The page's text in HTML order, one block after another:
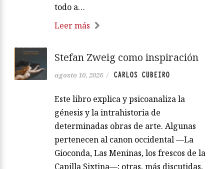
todo a…
Leer más
Stefan Zweig como inspiración
agosto 10, 2026 / CARLOS CUBEIRO
Este libro explica y psicoanaliza la
génesis y la intrahistoria de
determinadas obras de arte. Algunas
pertenecen al canon occidental —La
Gioconda, Las Meninas, los frescos de la
Capilla Sixtina—; otras, más discutidas,